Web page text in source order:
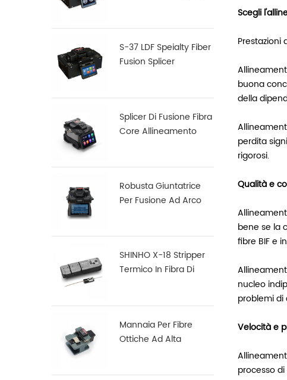
S-37 LDF Speialty Fiber
Fusion Splicer
Splicer Di Fusione Fibra
Core Allineamento
Robusta Giuntatrice
Per Fusione Ad Arco
SHINHO X-18 Stripper
Termico In Fibra Di
Mannaia Per Fibre
Ottiche Ad Alta
Scegli
Prestazioni
buona
della
perdita
rigorosi.
Qualità e
bene se la
fibre BIF e
nucleo
problemi di
Velocità e
processo